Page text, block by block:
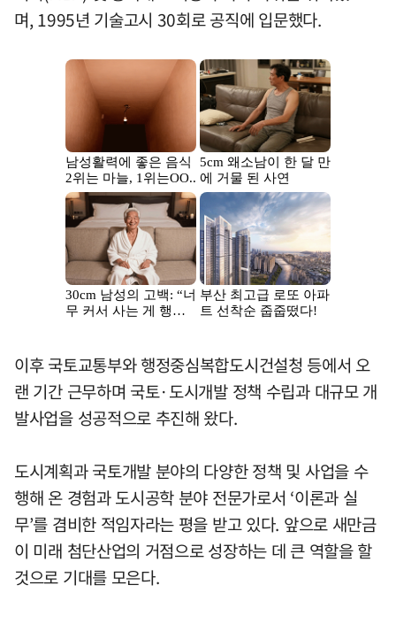
며, 1995년 기술고시 30회로 공직에 입문했다.
이후 국토교통부와 행정중심복합도시건설청 등에서 오
랜 기간 근무하며 국토·도시개발 정책 수립과 대규모 개
발사업을 성공적으로 추진해 왔다.
도시계획과 국토개발 분야의 다양한 정책 및 사업을 수
행해 온 경험과 도시공학 분야 전문가로서 ‘이론과 실
무’를 겸비한 적임자라는 평을 받고 있다. 앞으로 새만금
이 미래 첨단산업의 거점으로 성장하는 데 큰 역할을 할
것으로 기대를 모은다.